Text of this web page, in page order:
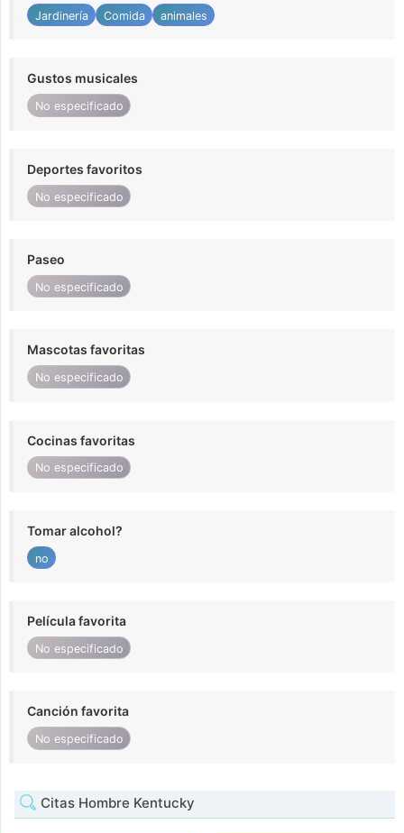
Jardinería Comida animales
Gustos musicales
No especificado
Deportes favoritos
No especificado
Paseo
No especificado
Mascotas favoritas
No especificado
Cocinas favoritas
No especificado
Tomar alcohol?
no
Película favorita
No especificado
Canción favorita
No especificado
Citas Hombre Kentucky